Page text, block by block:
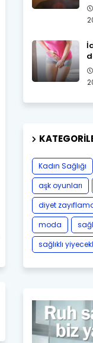
Kadın Sağlığı
aşk oyunları
diyet
moda
sağlıklı